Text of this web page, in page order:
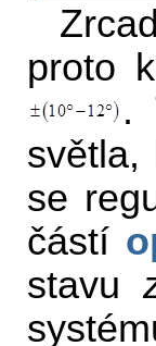
proto
.
se
částí
stavu